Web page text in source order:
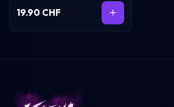
19.90 CHF